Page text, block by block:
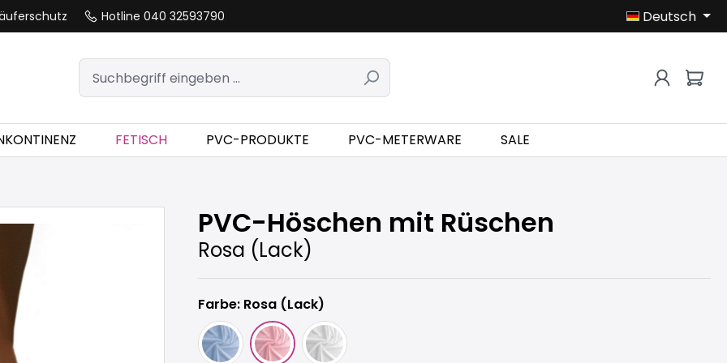
Hotline 040 32593790 Deutsch
FETISCH PVC-PRODUKTE PVC-METERWARE SALE
PVC-Höschen mit Rüschen
Rosa (Lack)
Farbe: Rosa (Lack)